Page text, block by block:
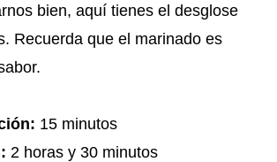
bien, aquí tienes el desglose
Recuerda que el marinado es
15 minutos
2 horas y 30 minutos